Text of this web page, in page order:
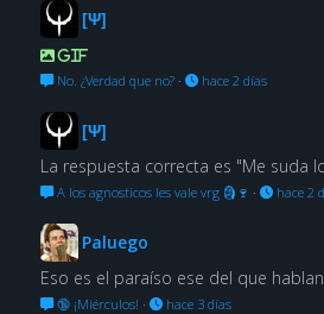
[Ψ]
GIF
No. ¿Verdad que no?· hace 2 días
[Ψ]
La respuesta correcta es "Me suda
A los agnosticos les vale vrg 🗿🍷 · hace 2
Paluego
Eso es el paraíso ese del que
🔞 ¡Miérculos! · hace 3 días